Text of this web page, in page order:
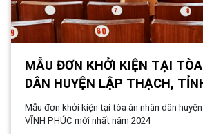
MẪU ĐƠN KHỞI KIỆN TẠI
DÂN HUYỆN LẬP THẠCH,
MỚI NHẤT NĂM 2024
Mẫu đơn khởi kiện tại tòa án nhân dân
VĨNH PHÚC mới nhất năm 2024